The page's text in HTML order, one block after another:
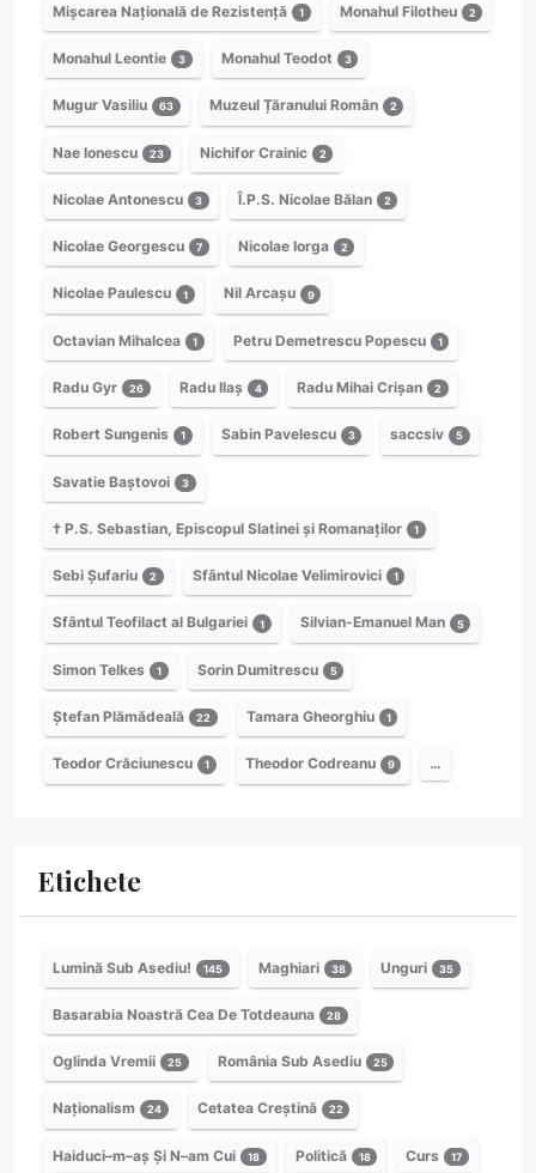
Mișcarea Națională de Rezistență 1 Monahul Filotheu 2
Monahul Leontie 3 Monahul Teodot 3
Mugur Vasiliu 63 Muzeul Țăranului Român 2
Nae Ionescu 23 Nichifor Crainic 2
Nicolae Antonescu 3 Î.P.S. Nicolae Bălan 2
Nicolae Georgescu 7 Nicolae Iorga 2
Nicolae Paulescu 1 Nil Arcașu 9
Octavian Mihalcea 1 Petru Demetrescu Popescu 1
Radu Gyr 26 Radu Ilaș 4 Radu Mihai Crișan 2
Robert Sungenis 1 Sabin Pavelescu 3 saccsiv 5
Savatie Baștovoi 3
† P.S. Sebastian, Episcopul Slatinei și Romanaților 1
Sebi Șufariu 2 Sfântul Nicolae Velimirovici 1
Sfântul Teofilact al Bulgariei 1 Silvian-Emanuel Man 5
Simon Telkes 1 Sorin Dumitrescu 5
Ștefan Plămădeală 22 Tamara Gheorghiu 1
Teodor Crăciunescu 1 Theodor Codreanu 9 …
Etichete
Lumină Sub Asediu! 145 Maghiari 38 Unguri 35
Basarabia Noastră Cea De Totdeauna 28
Oglinda Vremii 25 România Sub Asediu 25
Naționalism 24 Cetatea Creștină 22
Haiduci–m–aș Și N–am Cui 18 Politică 18 Curs 17